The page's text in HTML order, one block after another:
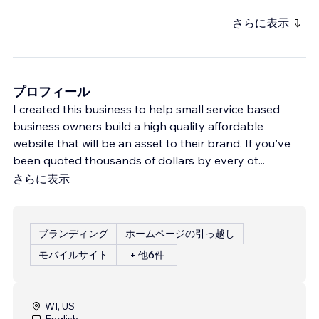
さらに表示
プロフィール
I created this business to help small service based
business owners build a high quality affordable
website that will be an asset to their brand. If you've
been quoted thousands of dollars by every ot...
さらに表示
ブランディング
ホームページの引っ越し
モバイルサイト
+ 他6件
WI, US